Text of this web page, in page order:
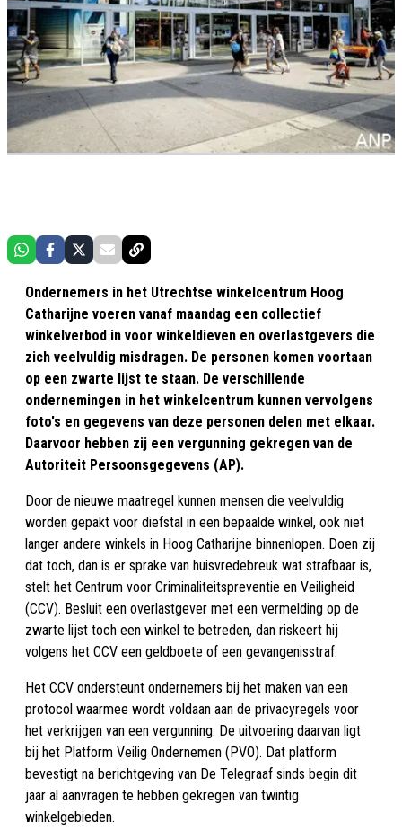
Ondernemers in het Utrechtse winkelcentrum Hoog
Catharijne voeren vanaf maandag een collectief
winkelverbod in voor winkeldieven en overlastgevers die
zich veelvuldig misdragen. De personen komen voortaan
op een zwarte lijst te staan. De verschillende
ondernemingen in het winkelcentrum kunnen vervolgens
foto's en gegevens van deze personen delen met elkaar.
Daarvoor hebben zij een vergunning gekregen van de
Autoriteit Persoonsgegevens (AP).
Door de nieuwe maatregel kunnen mensen die veelvuldig
worden gepakt voor diefstal in een bepaalde winkel, ook niet
langer andere winkels in Hoog Catharijne binnenlopen. Doen zij
dat toch, dan is er sprake van huisvredebreuk wat strafbaar is,
stelt het Centrum voor Criminaliteitspreventie en Veiligheid
(CCV). Besluit een overlastgever met een vermelding op de
zwarte lijst toch een winkel te betreden, dan riskeert hij
volgens het CCV een geldboete of een gevangenisstraf.
Het CCV ondersteunt ondernemers bij het maken van een
protocol waarmee wordt voldaan aan de privacyregels voor
het verkrijgen van een vergunning. De uitvoering daarvan ligt
bij het Platform Veilig Ondernemen (PVO). Dat platform
bevestigt na berichtgeving van De Telegraaf sinds begin dit
jaar al aanvragen te hebben gekregen van twintig
winkelgebieden.